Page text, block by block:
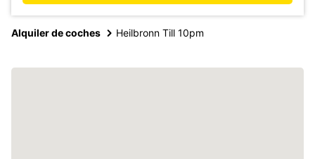
Alquiler de coches Heilbronn Till 10pm